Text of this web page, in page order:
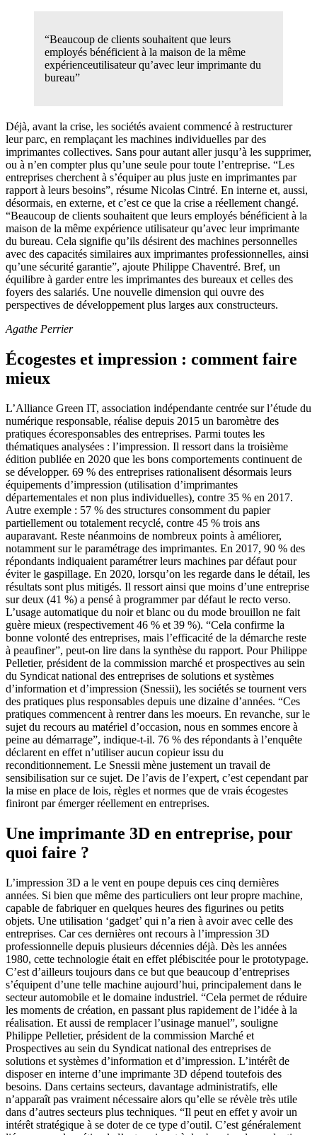
“Beaucoup de clients souhaitent que leurs
employés bénéficient à la maison de la même
expérienceutilisateur qu’avec leur imprimante du
bureau”
Déjà, avant la crise, les sociétés avaient commencé à restructurer
leur parc, en remplaçant les machines individuelles par des
imprimantes collectives. Sans pour autant aller jusqu’à les supprimer,
ou à n’en compter plus qu’une seule pour toute l’entreprise. “Les
entreprises cherchent à s’équiper au plus juste en imprimantes par
rapport à leurs besoins”, résume Nicolas Cintré. En interne et, aussi,
désormais, en externe, et c’est ce que la crise a réellement changé.
“Beaucoup de clients souhaitent que leurs employés bénéficient à la
maison de la même expérience utilisateur qu’avec leur imprimante
du bureau. Cela signifie qu’ils désirent des machines personnelles
avec des capacités similaires aux imprimantes professionnelles, ainsi
qu’une sécurité garantie”, ajoute Philippe Chaventré. Bref, un
équilibre à garder entre les imprimantes des bureaux et celles des
foyers des salariés. Une nouvelle dimension qui ouvre des
perspectives de développement plus larges aux constructeurs.
Agathe Perrier
Écogestes et impression : comment faire
mieux
L’Alliance Green IT, association indépendante centrée sur l’étude du
numérique responsable, réalise depuis 2015 un baromètre des
pratiques écoresponsables des entreprises. Parmi toutes les
thématiques analysées : l’impression. Il ressort dans la troisième
édition publiée en 2020 que les bons comportements continuent de
se développer. 69 % des entreprises rationalisent désormais leurs
équipements d’impression (utilisation d’imprimantes
départementales et non plus individuelles), contre 35 % en 2017.
Autre exemple : 57 % des structures consomment du papier
partiellement ou totalement recyclé, contre 45 % trois ans
auparavant. Reste néanmoins de nombreux points à améliorer,
notamment sur le paramétrage des imprimantes. En 2017, 90 % des
répondants indiquaient paramétrer leurs machines par défaut pour
éviter le gaspillage. En 2020, lorsqu’on les regarde dans le détail, les
résultats sont plus mitigés. Il ressort ainsi que moins d’une entreprise
sur deux (41 %) a pensé à programmer par défaut le recto verso.
L’usage automatique du noir et blanc ou du mode brouillon ne fait
guère mieux (respectivement 46 % et 39 %). “Cela confirme la
bonne volonté des entreprises, mais l’efficacité de la démarche reste
à peaufiner”, peut-on lire dans la synthèse du rapport. Pour Philippe
Pelletier, président de la commission marché et prospectives au sein
du Syndicat national des entreprises de solutions et systèmes
d’information et d’impression (Snessii), les sociétés se tournent vers
des pratiques plus responsables depuis une dizaine d’années. “Ces
pratiques commencent à rentrer dans les moeurs. En revanche, sur le
sujet du recours au matériel d’occasion, nous en sommes encore à
peine au démarrage”, indique-t-il. 76 % des répondants à l’enquête
déclarent en effet n’utiliser aucun copieur issu du
reconditionnement. Le Snessii mène justement un travail de
sensibilisation sur ce sujet. De l’avis de l’expert, c’est cependant par
la mise en place de lois, règles et normes que de vrais écogestes
finiront par émerger réellement en entreprises.
Une imprimante 3D en entreprise, pour
quoi faire ?
L’impression 3D a le vent en poupe depuis ces cinq dernières
années. Si bien que même des particuliers ont leur propre machine,
capable de fabriquer en quelques heures des figurines ou petits
objets. Une utilisation ‘gadget’ qui n’a rien à avoir avec celle des
entreprises. Car ces dernières ont recours à l’impression 3D
professionnelle depuis plusieurs décennies déjà. Dès les années
1980, cette technologie était en effet plébiscitée pour le prototypage.
C’est d’ailleurs toujours dans ce but que beaucoup d’entreprises
s’équipent d’une telle machine aujourd’hui, principalement dans le
secteur automobile et le domaine industriel. “Cela permet de réduire
les moments de création, en passant plus rapidement de l’idée à la
réalisation. Et aussi de remplacer l’usinage manuel”, souligne
Philippe Pelletier, président de la commission Marché et
Prospectives au sein du Syndicat national des entreprises de
solutions et systèmes d’information et d’impression. L’intérêt de
disposer en interne d’une imprimante 3D dépend toutefois des
besoins. Dans certains secteurs, davantage administratifs, elle
n’apparaît pas vraiment nécessaire alors qu’elle se révèle très utile
dans d’autres secteurs plus techniques. “Il peut en effet y avoir un
intérêt stratégique à se doter de ce type d’outil. C’est généralement